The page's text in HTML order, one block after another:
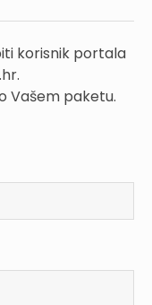
korisnik portala
Vašem paketu.